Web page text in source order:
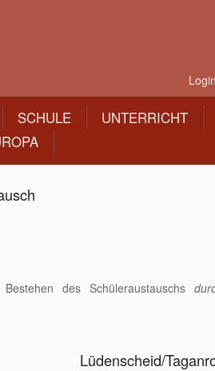
Login
SCHULE UNTERRICHT
des Schüleraustauschs
Lüdenscheid/